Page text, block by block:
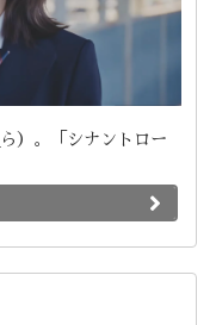
ら）。「シナントロー